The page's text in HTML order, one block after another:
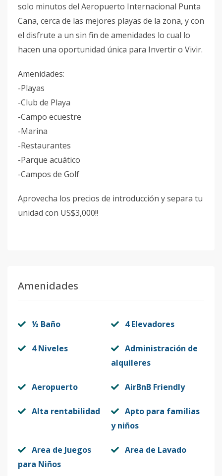
solo minutos del Aeropuerto Internacional Punta
Cana, cerca de las mejores playas de la zona, y con
el disfrute a un sin fin de amenidades lo cual lo
hacen una oportunidad única para Invertir o Vivir.
Amenidades:
-Playas
-Club de Playa
-Campo ecuestre
-Marina
-Restaurantes
-Parque acuático
-Campos de Golf
Aprovecha los precios de introducción y separa tu
unidad con US$3,000!!
Amenidades
½ Baño 4 Elevadores
4 Niveles
Administración de
alquileres
Aeropuerto AirBnB Friendly
Alta rentabilidad
Apto para familias
y niños
Area de Juegos
para Niños
Area de Lavado